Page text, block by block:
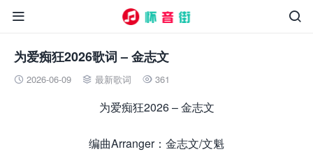


为爱痴狂2026歌词 – 金志文
 2026-06-09  最新歌词  361
为爱痴狂2026 – 金志文
编曲Arranger：金志文/文魁